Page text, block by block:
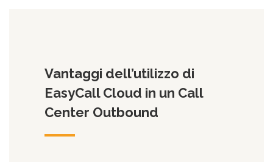
Vantaggi dell’utilizzo di
EasyCall Cloud in un Call
Center Outbound